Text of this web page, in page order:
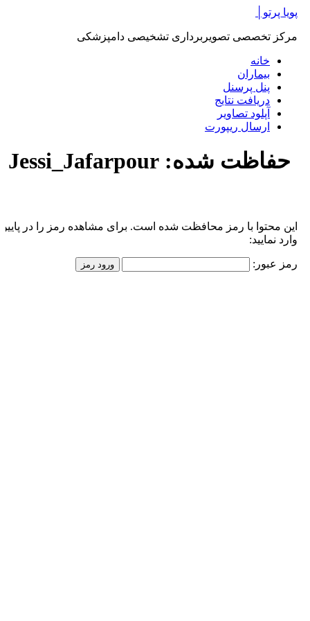
پرش
محتوا
پویا پرتو│
مرکز تخصصی تصویربرداری تشخیصی دامپزشکی
خانه
بیماران
پنل پرسنل
دریافت نتایج
آپلود تصاویر
ارسال ریپورت
حفاظت شده: Jessi_Jafarpour
این محتوا با رمز محافظت شده است. برای مشاهده رمز را در پایین
وارد نمایید:
رمز عبور: